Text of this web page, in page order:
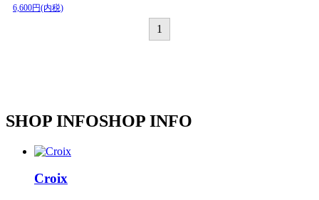
6,600円(内税)
1
SHOP INFOSHOP INFO
Croix